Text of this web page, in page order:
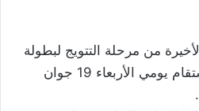
من مرحلة التتويج لبطولة
الرابطة المحترفة الأولى ستقام يومي الأربعاء 19 جوان